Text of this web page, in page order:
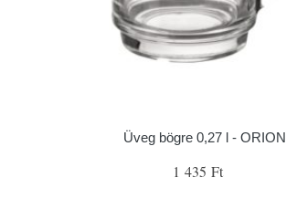
Üveg bögre 0,27 l - ORION
1 435 Ft